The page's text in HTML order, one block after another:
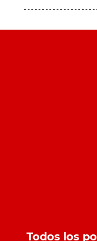
Todos los